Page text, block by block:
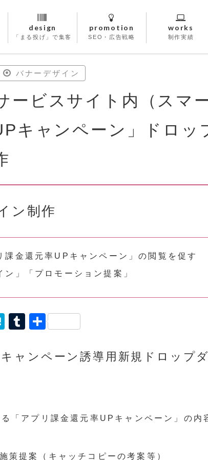
design
「まる投げ」で集客
promotion
SEO・広告戦略
works
制作実績
バナーデザイン
ービスサイト内（スマ
キャンペーン」ドロッ
ン制作
課金還元率UPキャンペーン」の閲覧を促す
ン」「プロモーション提案」
H
t
T
m
共
キャンペーン誘導用新規ドロップ
「アプリ課金還元率UPキャンペーン」の内
策提案（キャッチコピーの考案等）